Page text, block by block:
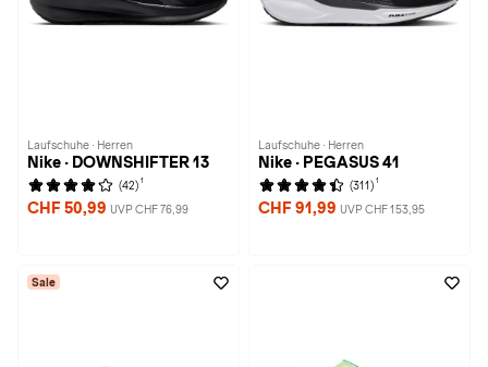
Laufschuhe · Herren
Nike · DOWNSHIFTER 13
(42) 1
CHF 50,99 UVP CHF 76,99
Laufschuhe · Herren
Nike · PEGASUS 41
(311) 1
CHF 91,99 UVP CHF 153,95
Sale